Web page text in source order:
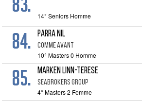
14° Seniors Homme
84. PARRA NIL
COMME AVANT
10° Masters 0 Homme
85. MARKEN LINN-TERESE
SEABROKERS GROUP
4° Masters 2 Femme